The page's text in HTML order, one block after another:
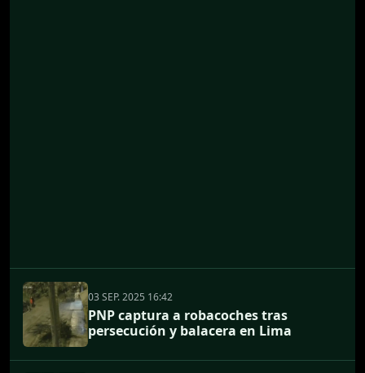
03 SEP. 2025 16:42
PNP captura a robacoches tras
persecución y balacera en Lima